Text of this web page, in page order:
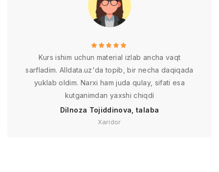
Kurs ishim uchun material izlab ancha vaqt
sarfladim. Alldata.uz'da topib, bir necha daqiqada
yuklab oldim. Narxi ham juda qulay, sifati esa
kutganimdan yaxshi chiqdi
Dilnoza Tojiddinova, talaba
Xaridor